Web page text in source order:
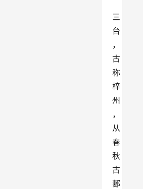
三
台
，
古
称
梓
州
，
从
春
秋
古
郪